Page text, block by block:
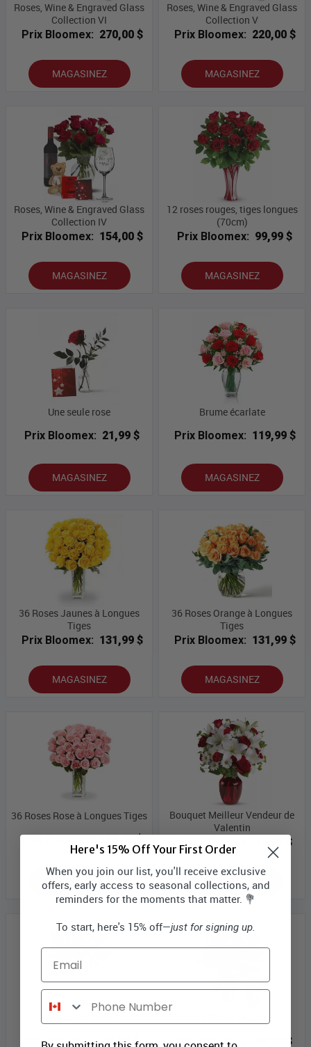
Roses, Wine & Engraved Glass
Collection VI
Prix Bloomex: 270,00 $
MAGASINEZ
Roses, Wine & Engraved Glass
Collection V
Prix Bloomex: 220,00 $
MAGASINEZ
Roses, Wine & Engraved Glass
Collection IV
Prix Bloomex: 154,00 $
MAGASINEZ
12 roses rouges, tiges longues
(70cm)
Prix Bloomex: 99,99 $
MAGASINEZ
Une seule rose
Prix Bloomex: 21,99 $
MAGASINEZ
Brume écarlate
Prix Bloomex: 119,99 $
MAGASINEZ
36 Roses Jaunes à Longues
Tiges
Prix Bloomex: 131,99 $
MAGASINEZ
36 Roses Orange à Longues
Tiges
Prix Bloomex: 131,99 $
MAGASINEZ
36 Roses Rose à Longues Tiges
Prix Bloomex:
MAGASINEZ
Bouquet Meilleur Vendeur de
Valentin
Prix Bloomex:
79,99 $
MAGASINEZ
Prix Bloomex: 79,99 $
Prix Bloomex:
59,99 $
Here's 15% Off Your First Order
When you join our list, you'll receive exclusive
offers, early access to seasonal collections, and
reminders for the moments that matter. 💐
To start, here's 15% off—just for signing up.
Email
Phone Number